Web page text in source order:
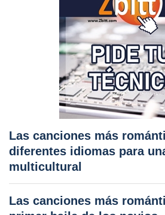
Las canciones más
diferentes idiomas para
multicultural
Las canciones más